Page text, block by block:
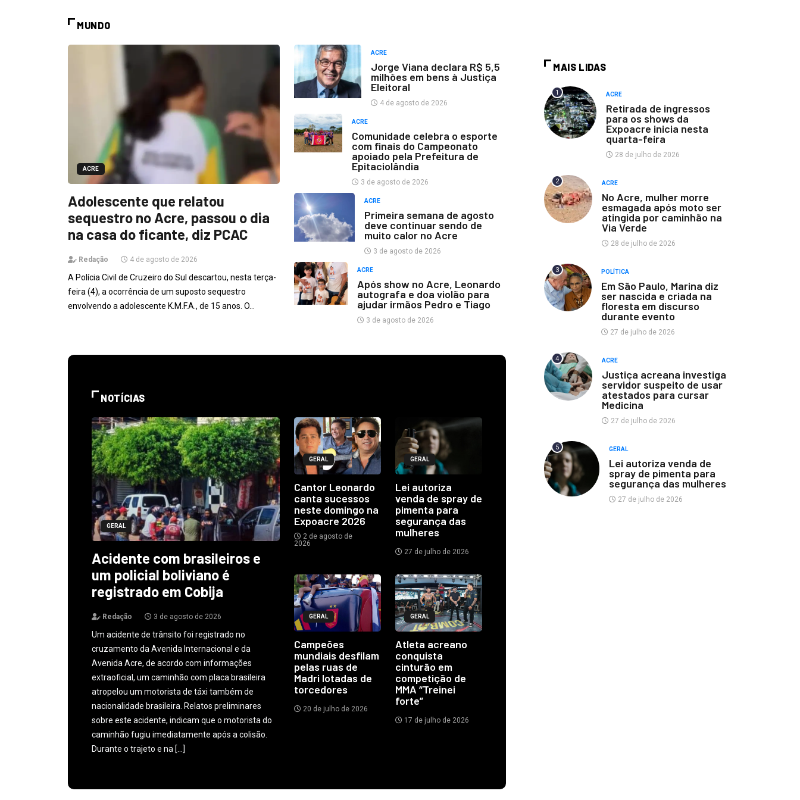
MUNDO
ACRE
Adolescente que relatou
sequestro no Acre, passou o dia
na casa do ficante, diz PCAC
Redação 4 de agosto de 2026
A Polícia Civil de Cruzeiro do Sul descartou, nesta terça-
feira (4), a ocorrência de um suposto sequestro
envolvendo a adolescente K.M.F.A., de 15 anos. O…
ACRE
Jorge Viana declara R$ 5,5
milhões em bens à Justiça
Eleitoral
4 de agosto de 2026
ACRE
Comunidade celebra o esporte
com finais do Campeonato
apoiado pela Prefeitura de
Epitaciolândia
3 de agosto de 2026
ACRE
Primeira semana de agosto
deve continuar sendo de
muito calor no Acre
3 de agosto de 2026
ACRE
Após show no Acre, Leonardo
autografa e doa violão para
ajudar irmãos Pedro e Tiago
3 de agosto de 2026
NOTÍCIAS
GERAL
Acidente com brasileiros e
um policial boliviano é
registrado em Cobija
Redação 3 de agosto de 2026
Um acidente de trânsito foi registrado no
cruzamento da Avenida Internacional e da
Avenida Acre, de acordo com informações
extraoficial, um caminhão com placa brasileira
atropelou um motorista de táxi também de
nacionalidade brasileira. Relatos preliminares
sobre este acidente, indicam que o motorista do
caminhão fugiu imediatamente após a colisão.
Durante o trajeto e na […]
GERAL
Cantor Leonardo
canta sucessos
neste domingo na
Expoacre 2026
2 de agosto de
2026
GERAL
Lei autoriza
venda de spray de
pimenta para
segurança das
mulheres
27 de julho de 2026
GERAL
Campeões
mundiais desfilam
pelas ruas de
Madri lotadas de
torcedores
20 de julho de 2026
GERAL
Atleta acreano
conquista
cinturão em
competição de
MMA “Treinei
forte”
17 de julho de 2026
MAIS LIDAS
1 ACRE
Retirada de ingressos
para os shows da
Expoacre inicia nesta
quarta-feira
28 de julho de 2026
2 ACRE
No Acre, mulher morre
esmagada após moto ser
atingida por caminhão na
Via Verde
28 de julho de 2026
3 POLÍTICA
Em São Paulo, Marina diz
ser nascida e criada na
floresta em discurso
durante evento
27 de julho de 2026
4 ACRE
Justiça acreana investiga
servidor suspeito de usar
atestados para cursar
Medicina
27 de julho de 2026
5 GERAL
Lei autoriza venda de
spray de pimenta para
segurança das mulheres
27 de julho de 2026